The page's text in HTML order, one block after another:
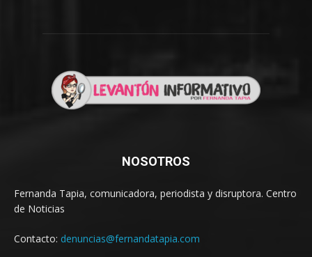
NOSOTROS
Fernanda Tapia, comunicadora, periodista y disruptora. Centro
de Noticias
Contacto: denuncias@fernandatapia.com